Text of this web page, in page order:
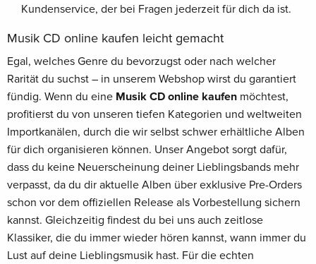
Kundenservice, der bei Fragen jederzeit für dich da ist.
Musik CD online kaufen leicht gemacht
Egal, welches Genre du bevorzugst oder nach welcher
Rarität du suchst – in unserem Webshop wirst du garantiert
fündig. Wenn du eine Musik CD online kaufen möchtest,
profitierst du von unseren tiefen Kategorien und weltweiten
Importkanälen, durch die wir selbst schwer erhältliche Alben
für dich organisieren können. Unser Angebot sorgt dafür,
dass du keine Neuerscheinung deiner Lieblingsbands mehr
verpasst, da du dir aktuelle Alben über exklusive Pre-Orders
schon vor dem offiziellen Release als Vorbestellung sichern
kannst. Gleichzeitig findest du bei uns auch zeitlose
Klassiker, die du immer wieder hören kannst, wann immer du
Lust auf deine Lieblingsmusik hast. Für die echten